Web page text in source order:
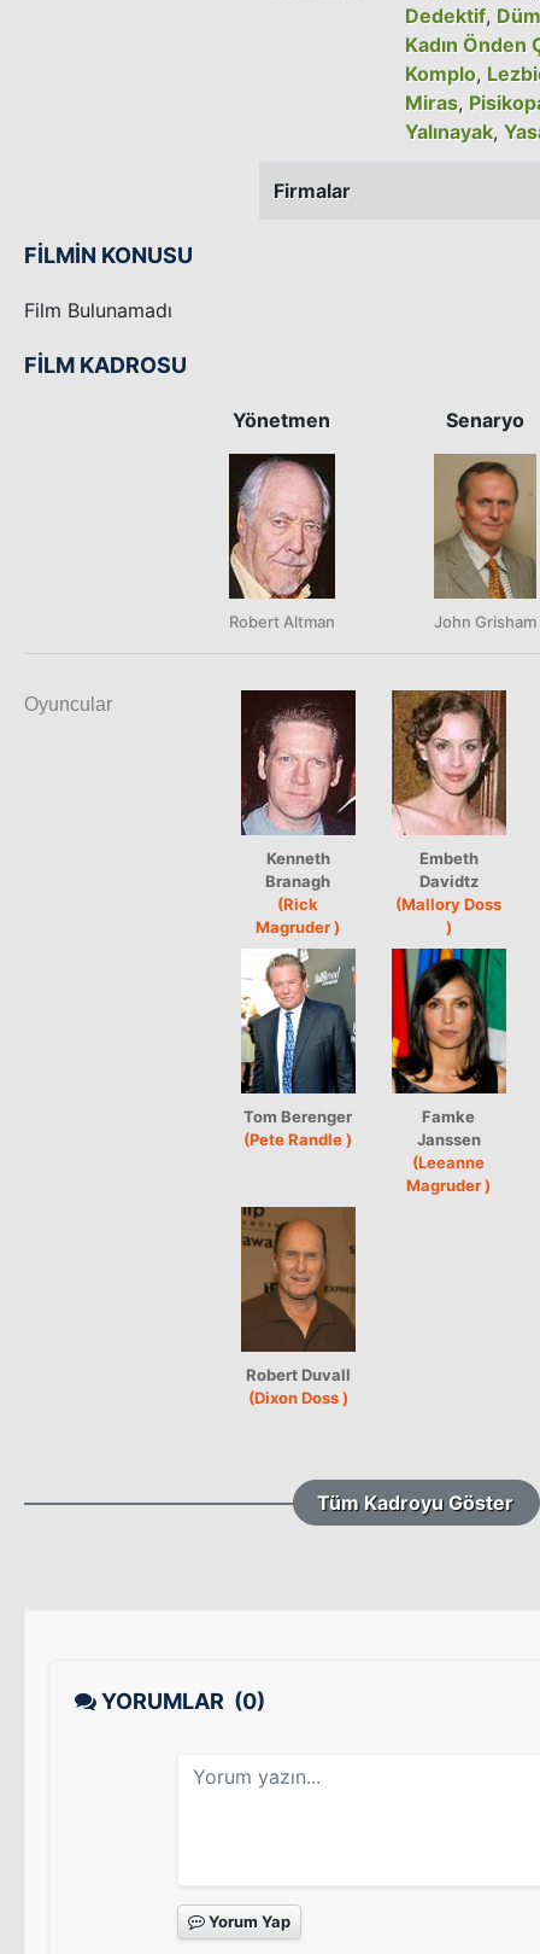
Dedektif,
Kadın Önden
Komplo,
Miras,
Yalınayak,
Firmalar
FİLMİN KONUSU
Film Bulunamadı
FİLM KADROSU
Yönetmen
Robert Altman
Senaryo
John Grisham
Oyuncular
Kenneth
Branagh
(Rick
Magruder )
Embeth
Davidtz
(Mallory Doss
)
Tom Berenger
(Pete Randle )
Famke
Janssen
(Leeanne
Magruder )
Robert Duvall
(Dixon Doss )
Tüm Kadroyu Göster
YORUMLAR (0)
Yorum Yap